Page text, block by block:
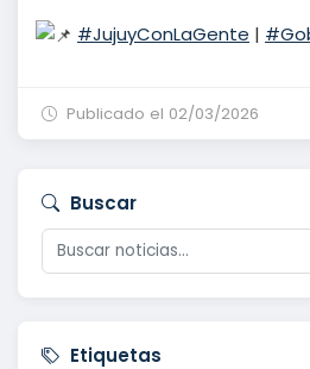
#JujuyConLaGente |
Publicado el 02/03/2026
Buscar
Etiquetas